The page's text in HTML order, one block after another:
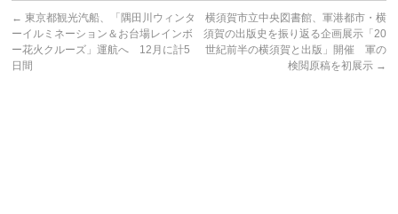
← 東京都観光汽船、「隅田川ウィンタ
ーイルミネーション＆お台場レインボ
ー花火クルーズ」運航へ 12月に計5
日間
横須賀市立中央図書館、軍港都市・横
須賀の出版史を振り返る企画展示「20
世紀前半の横須賀と出版」開催 軍の
検閲原稿を初展示 →